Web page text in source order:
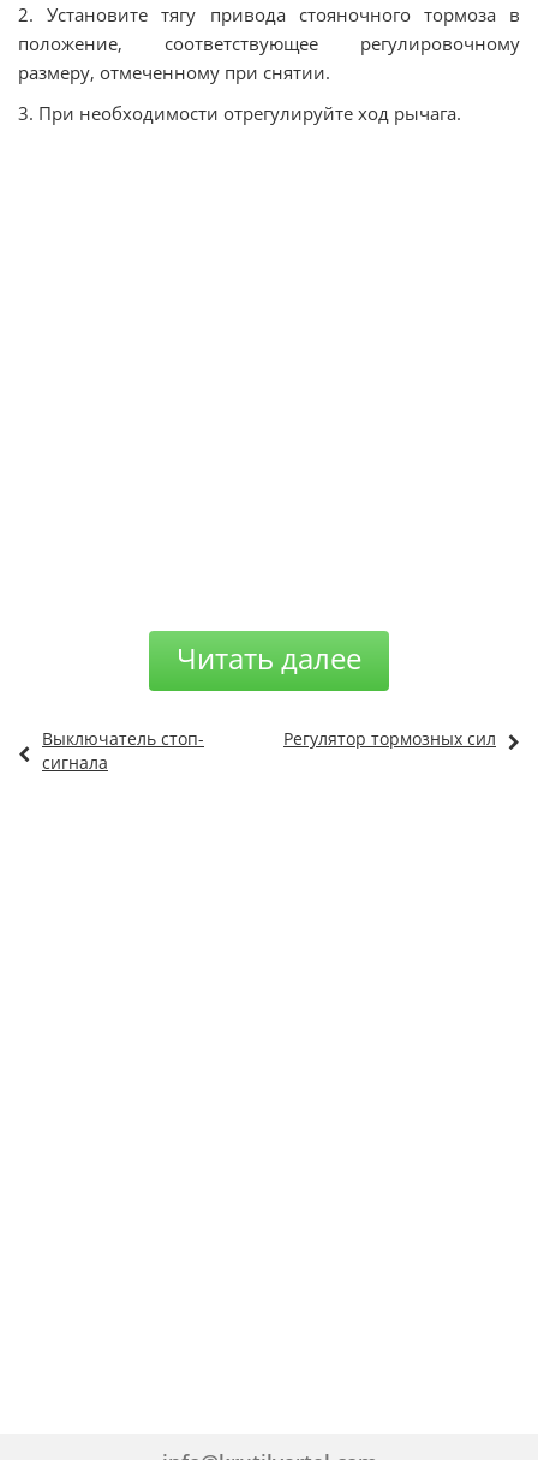
2. Установите тягу привода стояночного тормоза в
положение, соответствующее регулировочному
размеру, отмеченному при снятии.
3. При необходимости отрегулируйте ход рычага.
Читать далее
Выключатель стоп-
сигнала
Регулятор тормозных сил